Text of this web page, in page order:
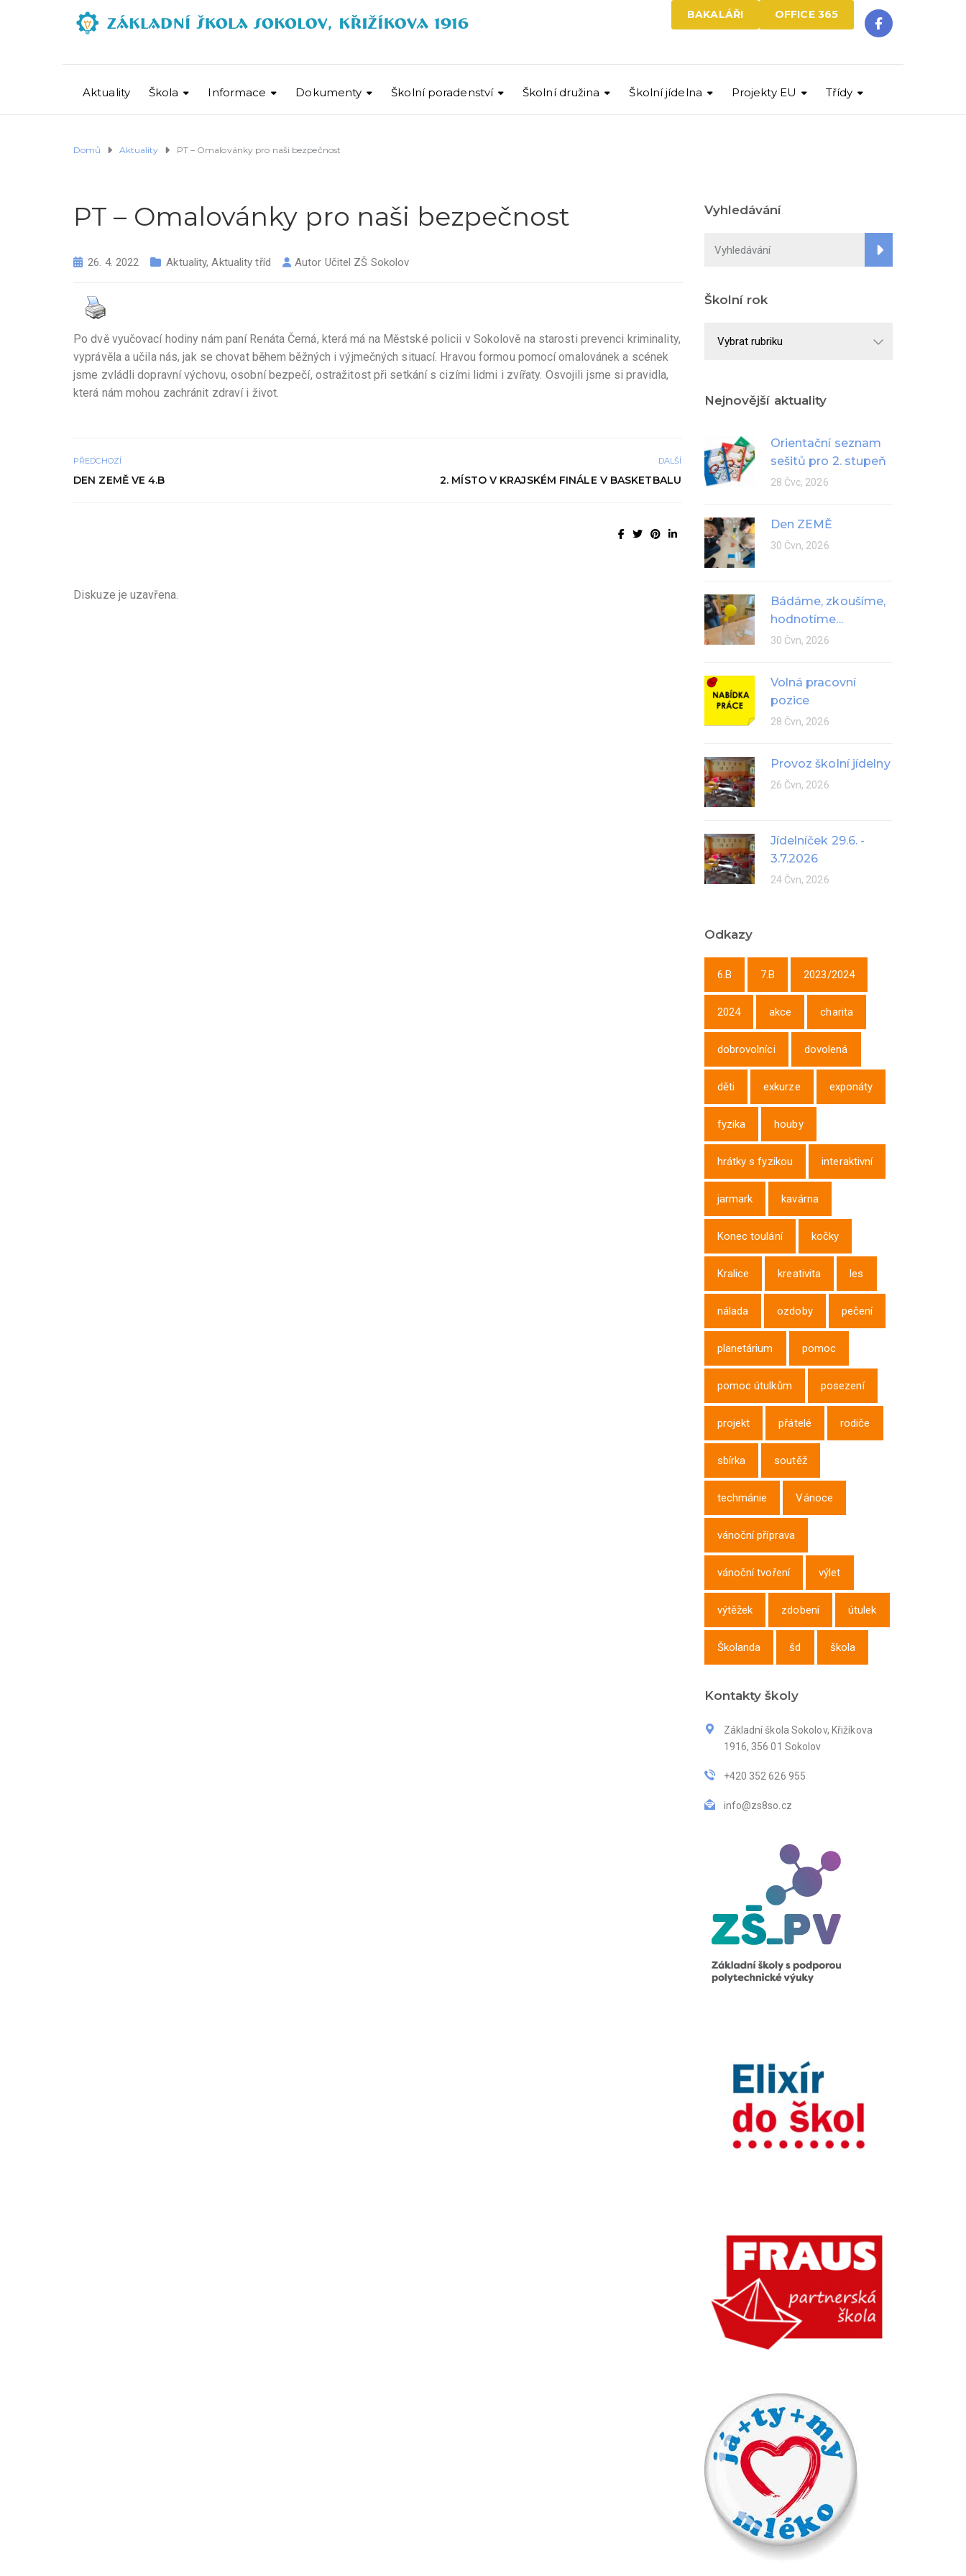
OFFICE 365
BAKALÁŘI
Aktuality Škola Informace Dokumenty Školní poradenství Školní družina Školní jídelna Projekty EU Třídy
Domů Aktuality PT – Omalovánky pro naši bezpečnost
PT – Omalovánky pro naši bezpečnost
26. 4. 2022 Aktuality,Aktuality tříd Autor Učitel ZŠ Sokolov
Po dvě vyučovací hodiny nám paní Renáta Černá, která má na Městské policii v Sokolově na starosti prevenci kriminality,
vyprávěla a učila nás, jak se chovat během běžných i výjmečných situací. Hravou formou pomocí omalovánek a scének
jsme zvládli dopravní výchovu, osobní bezpečí, ostražitost při setkání s cizími lidmi i zvířaty. Osvojili jsme si pravidla,
která nám mohou zachránit zdraví i život.
PŘEDCHOZÍ
DEN ZEMĚ VE 4.B
DALŠÍ
2. MÍSTO V KRAJSKÉM FINÁLE V BASKETBALU
Diskuze je uzavřena.
Vyhledávání
Školní rok
Nejnovější aktuality
Orientační seznam
sešitů pro 2. stupeň
28 Čvc, 2026
Den ZEMĚ
30 Čvn, 2026
Bádáme, zkoušíme,
hodnotíme...
30 Čvn, 2026
Volná pracovní
pozice
28 Čvn, 2026
Provoz školní jídelny
26 Čvn, 2026
Jídelníček 29.6. -
3.7.2026
24 Čvn, 2026
Odkazy
6.B 7.B 2023/2024
2024 akce charita
dobrovolníci dovolená
děti exkurze exponáty
fyzika houby
hrátky s fyzikou interaktivní
jarmark kavárna
Konec toulání kočky
Kralice kreativita les
nálada ozdoby pečení
planetárium pomoc
pomoc útulkům posezení
projekt přátelé rodiče
sbírka soutěž
techmánie Vánoce
vánoční příprava
vánoční tvoření výlet
výtěžek zdobení útulek
Školanda šd škola
Kontakty školy
Základní škola Sokolov, Křižíkova
1916, 356 01 Sokolov
+420 352 626 955
info@zs8so.cz